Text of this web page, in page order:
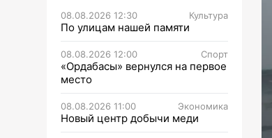
08.08.2026 12:30 Культура
По улицам нашей памяти
08.08.2026 12:00 Спорт
«Ордабасы» вернулся на первое
место
08.08.2026 11:00 Экономика
Новый центр добычи меди